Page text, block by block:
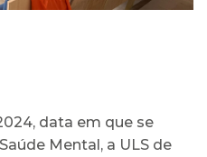
data em que se
Mental, a ULS de